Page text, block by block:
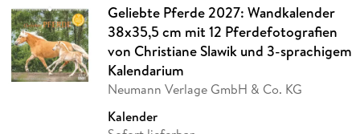
Geliebte Pferde 2027: Wandkalender
38x35,5 cm mit 12 Pferdefotografien
von Christiane Slawik und 3-sprachigem
Kalendarium
Neumann Verlage GmbH & Co. KG
Kalender